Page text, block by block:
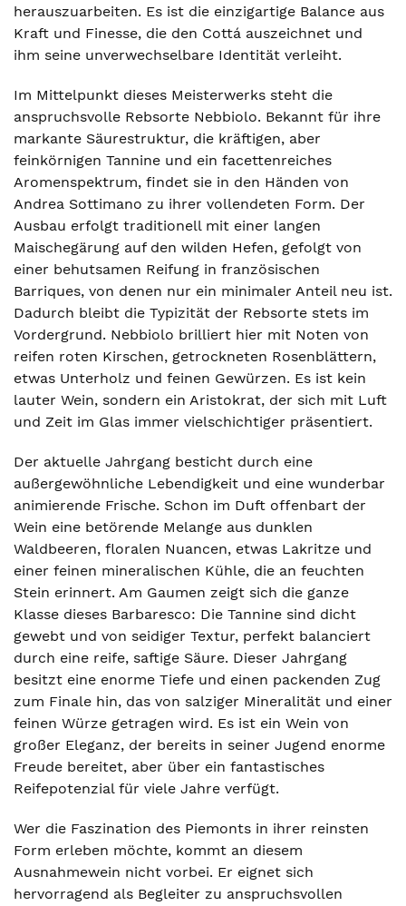
herauszuarbeiten. Es ist die einzigartige Balance aus
Kraft und Finesse, die den Cottá auszeichnet und
ihm seine unverwechselbare Identität verleiht.
Im Mittelpunkt dieses Meisterwerks steht die
anspruchsvolle Rebsorte Nebbiolo. Bekannt für ihre
markante Säurestruktur, die kräftigen, aber
feinkörnigen Tannine und ein facettenreiches
Aromenspektrum, findet sie in den Händen von
Andrea Sottimano zu ihrer vollendeten Form. Der
Ausbau erfolgt traditionell mit einer langen
Maischegärung auf den wilden Hefen, gefolgt von
einer behutsamen Reifung in französischen
Barriques, von denen nur ein minimaler Anteil neu ist.
Dadurch bleibt die Typizität der Rebsorte stets im
Vordergrund. Nebbiolo brilliert hier mit Noten von
reifen roten Kirschen, getrockneten Rosenblättern,
etwas Unterholz und feinen Gewürzen. Es ist kein
lauter Wein, sondern ein Aristokrat, der sich mit Luft
und Zeit im Glas immer vielschichtiger präsentiert.
Der aktuelle Jahrgang besticht durch eine
außergewöhnliche Lebendigkeit und eine wunderbar
animierende Frische. Schon im Duft offenbart der
Wein eine betörende Melange aus dunklen
Waldbeeren, floralen Nuancen, etwas Lakritze und
einer feinen mineralischen Kühle, die an feuchten
Stein erinnert. Am Gaumen zeigt sich die ganze
Klasse dieses Barbaresco: Die Tannine sind dicht
gewebt und von seidiger Textur, perfekt balanciert
durch eine reife, saftige Säure. Dieser Jahrgang
besitzt eine enorme Tiefe und einen packenden Zug
zum Finale hin, das von salziger Mineralität und einer
feinen Würze getragen wird. Es ist ein Wein von
großer Eleganz, der bereits in seiner Jugend enorme
Freude bereitet, aber über ein fantastisches
Reifepotenzial für viele Jahre verfügt.
Wer die Faszination des Piemonts in ihrer reinsten
Form erleben möchte, kommt an diesem
Ausnahmewein nicht vorbei. Er eignet sich
hervorragend als Begleiter zu anspruchsvollen